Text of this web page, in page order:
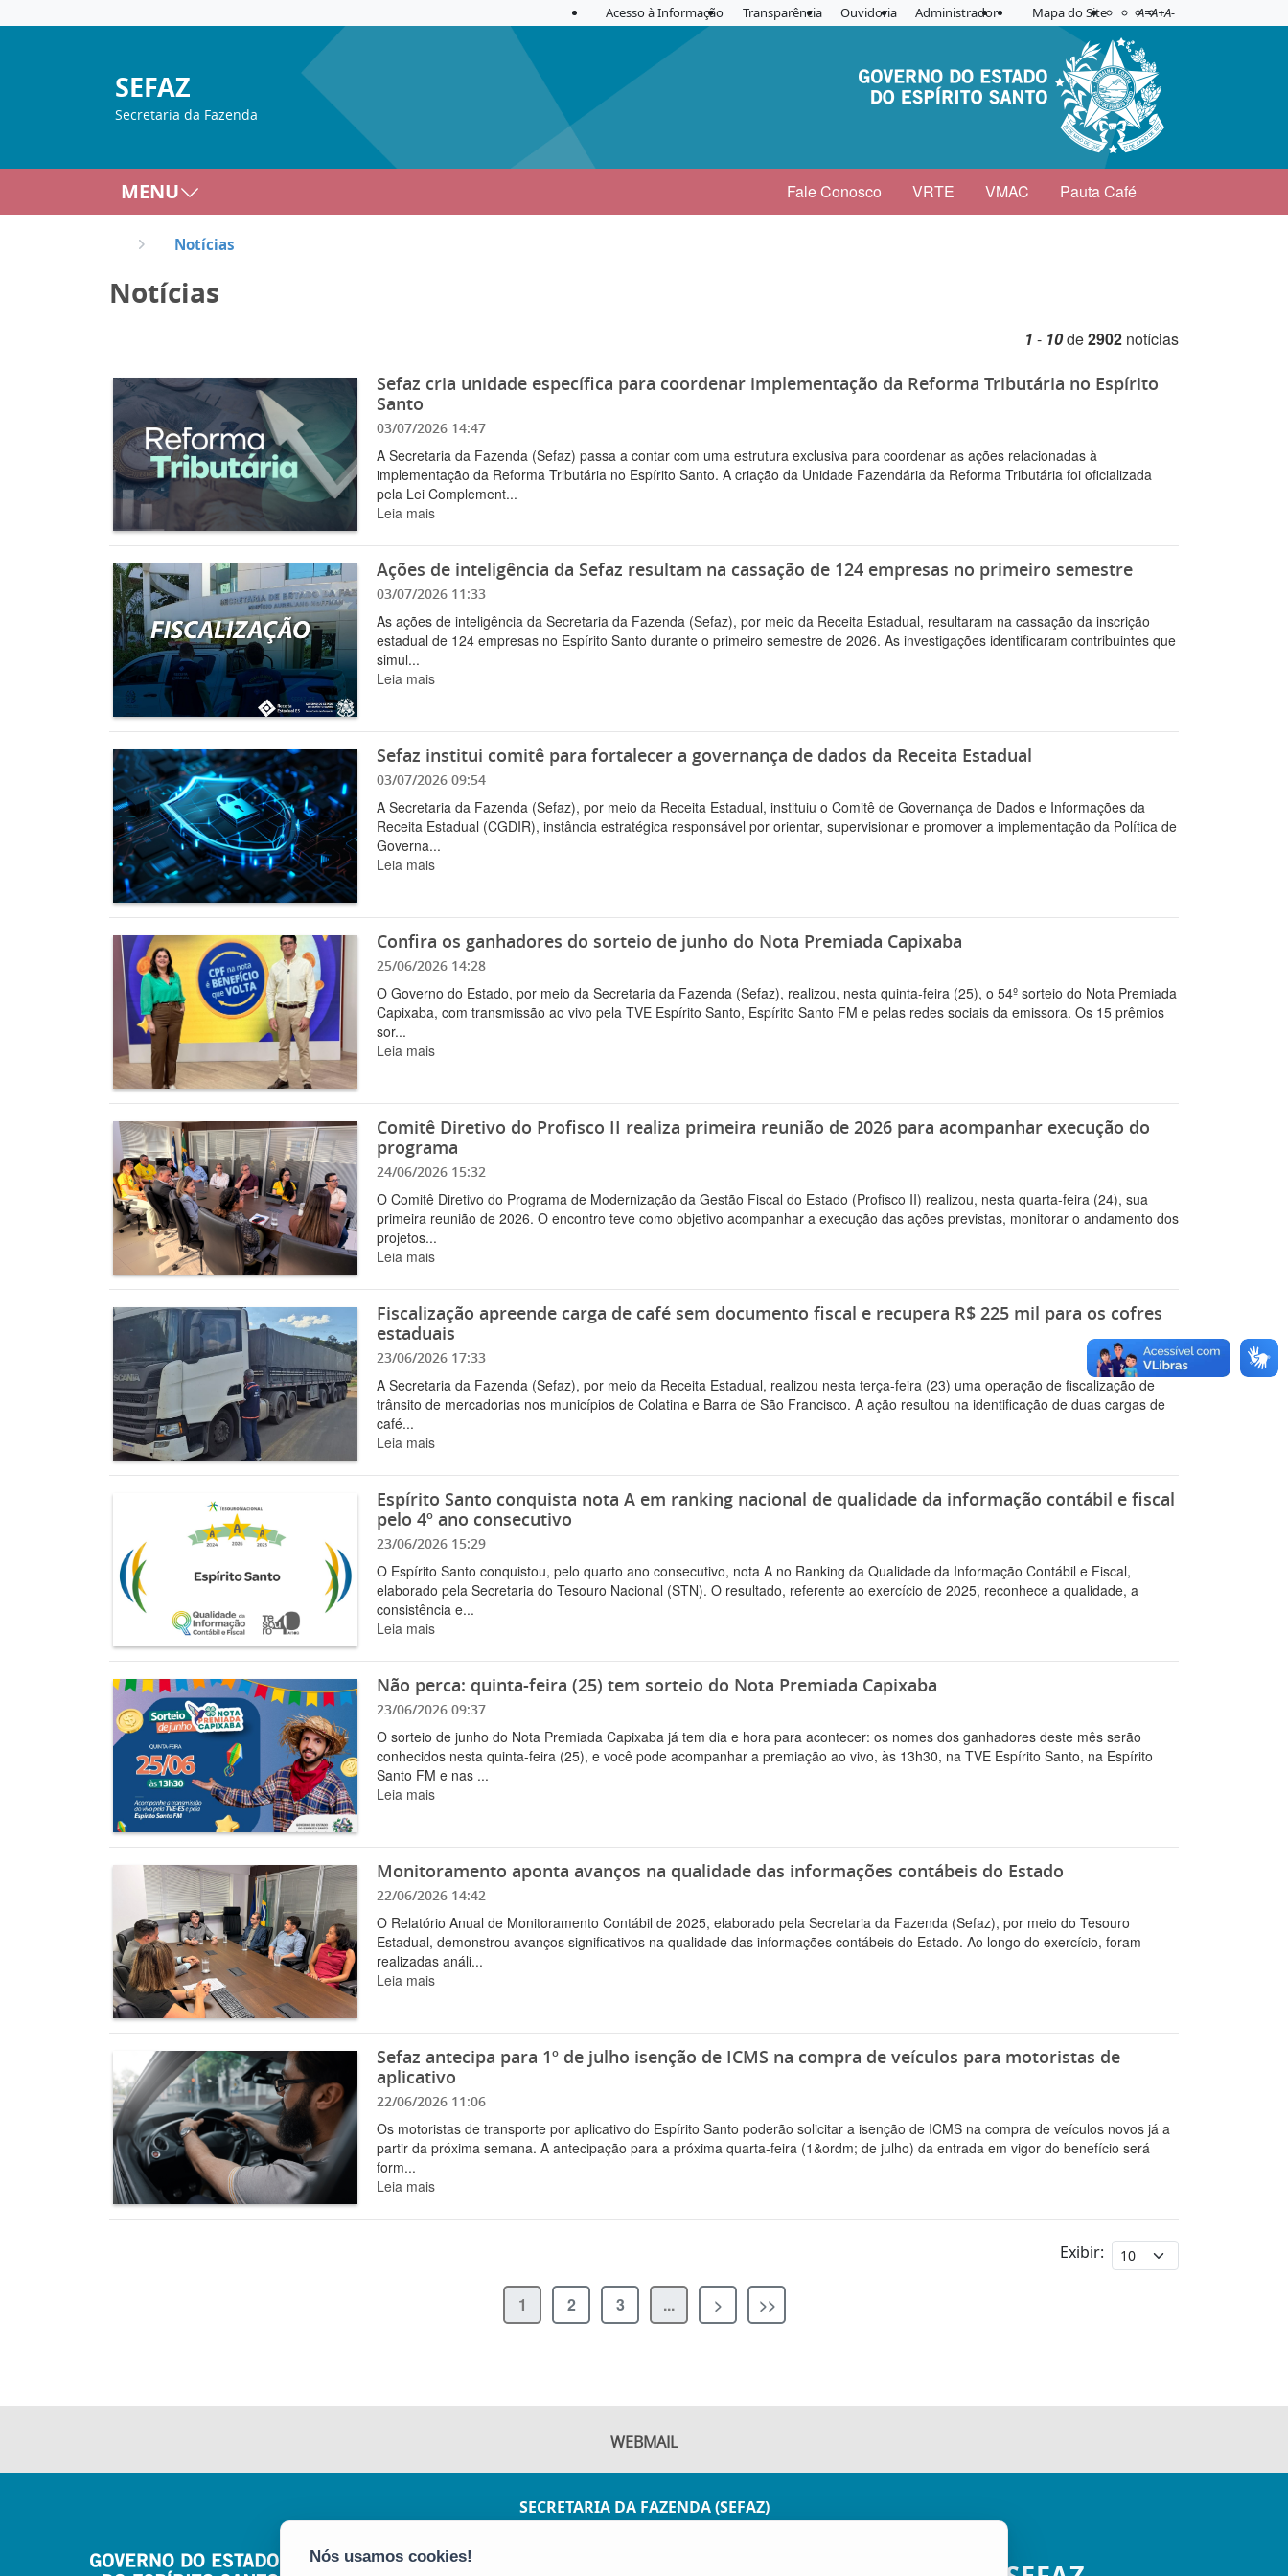
Acesso à Informação Transparência Ouvidoria Administrador Mapa do Site Acessibilidade
Aplicar contraste
A=A+A-
SEFAZ
Secretaria da Fazenda
MENU Fale Conosco VRTE VMAC Pauta Café
Notícias
Notícias
1 - 10de2902 notícias
Sefaz cria unidade específica para coordenar implementação da Reforma Tributária no Espírito
Santo
03/07/2026 14:47
A Secretaria da Fazenda (Sefaz) passa a contar com uma estrutura exclusiva para coordenar as ações relacionadas à
implementação da Reforma Tributária no Espírito Santo. A criação da Unidade Fazendária da Reforma Tributária foi oficializada
pela Lei Complement...
Leia mais
Ações de inteligência da Sefaz resultam na cassação de 124 empresas no primeiro semestre
03/07/2026 11:33
As ações de inteligência da Secretaria da Fazenda (Sefaz), por meio da Receita Estadual, resultaram na cassação da inscrição
estadual de 124 empresas no Espírito Santo durante o primeiro semestre de 2026. As investigações identificaram contribuintes que
simul...
Leia mais
Sefaz institui comitê para fortalecer a governança de dados da Receita Estadual
03/07/2026 09:54
A Secretaria da Fazenda (Sefaz), por meio da Receita Estadual, instituiu o Comitê de Governança de Dados e Informações da
Receita Estadual (CGDIR), instância estratégica responsável por orientar, supervisionar e promover a implementação da Política de
Governa...
Leia mais
Confira os ganhadores do sorteio de junho do Nota Premiada Capixaba
25/06/2026 14:28
O Governo do Estado, por meio da Secretaria da Fazenda (Sefaz), realizou, nesta quinta-feira (25), o 54º sorteio do Nota Premiada
Capixaba, com transmissão ao vivo pela TVE Espírito Santo, Espírito Santo FM e pelas redes sociais da emissora. Os 15 prêmios
sor...
Leia mais
Comitê Diretivo do Profisco II realiza primeira reunião de 2026 para acompanhar execução do
programa
24/06/2026 15:32
O Comitê Diretivo do Programa de Modernização da Gestão Fiscal do Estado (Profisco II) realizou, nesta quarta-feira (24), sua
primeira reunião de 2026. O encontro teve como objetivo acompanhar a execução das ações previstas, monitorar o andamento dos
projetos...
Leia mais
Fiscalização apreende carga de café sem documento fiscal e recupera R$ 225 mil para os cofres
estaduais
23/06/2026 17:33
A Secretaria da Fazenda (Sefaz), por meio da Receita Estadual, realizou nesta terça-feira (23) uma operação de fiscalização de
trânsito de mercadorias nos municípios de Colatina e Barra de São Francisco. A ação resultou na identificação de duas cargas de
café...
Leia mais
Espírito Santo conquista nota A em ranking nacional de qualidade da informação contábil e fiscal
pelo 4º ano consecutivo
23/06/2026 15:29
O Espírito Santo conquistou, pelo quarto ano consecutivo, nota A no Ranking da Qualidade da Informação Contábil e Fiscal,
elaborado pela Secretaria do Tesouro Nacional (STN). O resultado, referente ao exercício de 2025, reconhece a qualidade, a
consistência e...
Leia mais
Não perca: quinta-feira (25) tem sorteio do Nota Premiada Capixaba
23/06/2026 09:37
O sorteio de junho do Nota Premiada Capixaba já tem dia e hora para acontecer: os nomes dos ganhadores deste mês serão
conhecidos nesta quinta-feira (25), e você pode acompanhar a premiação ao vivo, às 13h30, na TVE Espírito Santo, na Espírito
Santo FM e nas ...
Leia mais
Monitoramento aponta avanços na qualidade das informações contábeis do Estado
22/06/2026 14:42
O Relatório Anual de Monitoramento Contábil de 2025, elaborado pela Secretaria da Fazenda (Sefaz), por meio do Tesouro
Estadual, demonstrou avanços significativos na qualidade das informações contábeis do Estado. Ao longo do exercício, foram
realizadas análi...
Leia mais
Sefaz antecipa para 1º de julho isenção de ICMS na compra de veículos para motoristas de
aplicativo
22/06/2026 11:06
Os motoristas de transporte por aplicativo do Espírito Santo poderão solicitar a isenção de ICMS na compra de veículos novos já a
partir da próxima semana. A antecipação para a próxima quarta-feira (1&ordm; de julho) da entrada em vigor do benefício será
form...
Leia mais
Exibir:
1 2 3 ... > >>
WEBMAIL
SECRETARIA DA FAZENDA (SEFAZ)